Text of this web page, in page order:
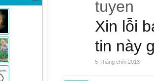
tuyen
Xin lỗi
tin này
5 Tháng chín 2013